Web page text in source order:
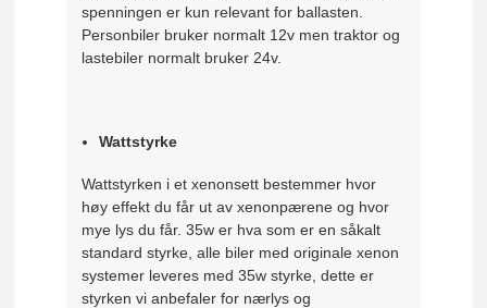
spenningen er kun relevant for ballasten.
Personbiler bruker normalt 12v men traktor og
lastebiler normalt bruker 24v.
Wattstyrke
Wattstyrken i et xenonsett bestemmer hvor
høy effekt du får ut av xenonpærene og hvor
mye lys du får. 35w er hva som er en såkalt
standard styrke, alle biler med originale xenon
systemer leveres med 35w styrke, dette er
styrken vi anbefaler for nærlys og